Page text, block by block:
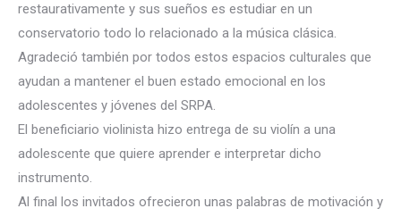
restaurativamente y sus sueños es estudiar en un
conservatorio todo lo relacionado a la música clásica.
Agradeció también por todos estos espacios culturales que
ayudan a mantener el buen estado emocional en los
adolescentes y jóvenes del SRPA.
El beneficiario violinista hizo entrega de su violín a una
adolescente que quiere aprender e interpretar dicho
instrumento.
Al final los invitados ofrecieron unas palabras de motivación y